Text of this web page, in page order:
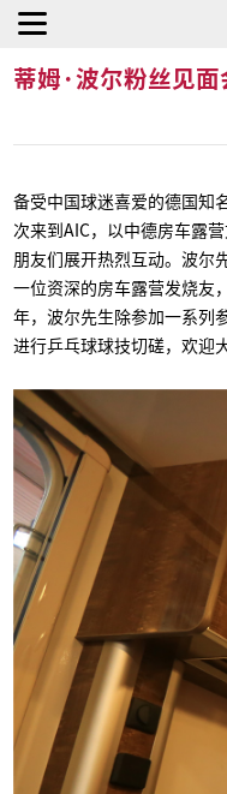
首页 蒂姆·波
蒂姆·波尔粉丝见
备受中国球迷喜爱的德国知
次来到AIC，以中德房车露
朋友们展开热烈互动。波尔
一位资深的房车露营发烧友
年，波尔先生除参加一系列
进行乒乓球球技切磋，欢迎